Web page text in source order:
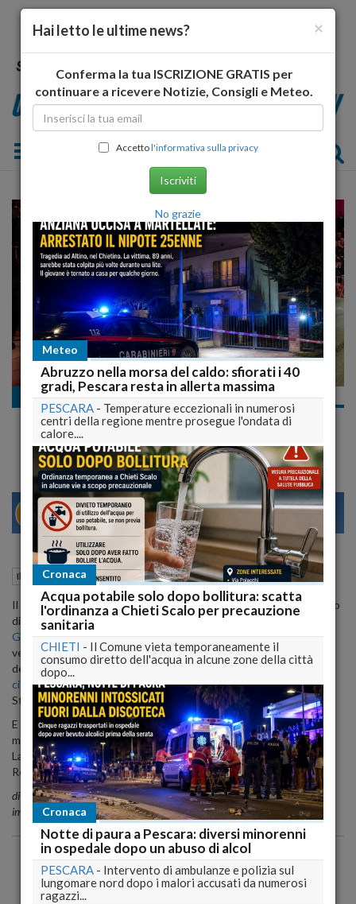
Toggle navigation
Il dopo terremoto
Inaugurazione Auditorium Renzo Piano: il red
carpet sulla ghiaia
MILANO 29 31
Il dopo terremoto L'Aquila (AQ) 08 Ottobre 2012 12:55
Il red carpet sulla breccia del Castello, l'arrivo scanzonato e gioioso
di
Roberto Benigni
e consorte, quello solenne del Presidente
Giorgio Napolitano
vetriolo della lista degli invitatiil ritorno delle truppe cammellate
degli inviati dei Media Nazionali, le parole dei politici e quelle dei
cittadinioltre le transenne, la meravigliosa musica dentro lo
Stradivari, la città terremotata fuori.
E che sollecita Napolitano, sarebbe ora di ricostruire invece di
moltiplicare costosissime strutture provissorie e periferiche.
La cronaca della giornata dell'inaugurazione dell'Auditorium di
Renzo Piano a L'Aquila.
di Filippo Tronca
immagini e montaggio Diego Lepiscopo
×
Hai letto le ultime news?
Conferma la tua ISCRIZIONE GRATIS per
continuare a ricevere Notizie, Consigli e Meteo.
Accettol'informativa sulla privacy
Iscriviti
No grazie
Meteo
Abruzzo nella morsa del caldo: sfiorati i 40
gradi, Pescara resta in allerta massima
PESCARA - Temperature eccezionali in numerosi
centri della regione mentre prosegue l'ondata di
calore....
Cronaca
Acqua potabile solo dopo bollitura: scatta
l'ordinanza a Chieti Scalo per precauzione
sanitaria
CHIETI - Il Comune vieta temporaneamente il
consumo diretto dell'acqua in alcune zone della città
dopo...
Cronaca
Notte di paura a Pescara: diversi minorenni
in ospedale dopo un abuso di alcol
PESCARA - Intervento di ambulanze e polizia sul
lungomare nord dopo i malori accusati da numerosi
ragazzi...